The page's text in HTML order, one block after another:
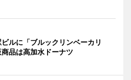
ルに「ブルックリンベーカリ
品は高加水ドーナツ